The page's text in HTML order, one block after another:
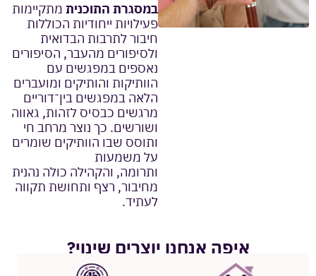
במסגרת התוכנית מתקיימות
פעילויות ייחודיות הכוללות
חיבור לתרבות הבדואית
ולסיפורים מהעבר, הסיפורים
נאספים במפגשים עם
הוותיקות והותיקים ומועברים
הלאה במפגשים בין־דוריים
מרגשים כבסיס לזהות, גאווה
ושורשים. כך נוצר מרחב חי
ותוסס שבו הוותיקים שומרים
על משמעות
ותרומה, והקהילה כולה נהנית
מחיבור, רצף ותחושת תקווה
לעתיד.
איפה אנחנו יוצרים שינוי?